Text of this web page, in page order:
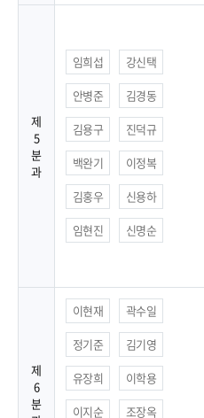
제
5
분
과
임희섭
강신택
안병준
김경동
김용구
진덕규
백완기
이정복
김홍우
신용하
임현진
신명순
제
6
분
이현재
곽수일
정기준
김기영
유장희
이학용
이지순
조장옥